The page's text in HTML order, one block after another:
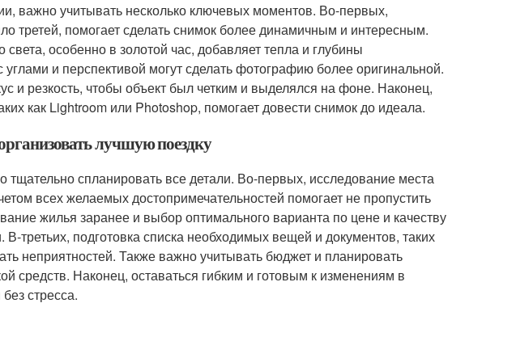
важно учитывать несколько ключевых моментов. Во-первых,
третей, помогает сделать снимок более динамичным и интересным.
особенно в золотой час, добавляет тепла и глубины
и перспективой могут сделать фотографию более оригинальной.
и резкость, чтобы объект был четким и выделялся на фоне. Наконец,
как Lightroom или Photoshop, помогает довести снимок до идеала.
лучшую поездку
тщательно спланировать все детали. Во-первых, исследование места
всех желаемых достопримечательностей помогает не пропустить
жилья заранее и выбор оптимального варианта по цене и качеству
третьих, подготовка списка необходимых вещей и документов, таких
неприятностей. Также важно учитывать бюджет и планировать
средств. Наконец, оставаться гибким и готовым к изменениям в
стресса.